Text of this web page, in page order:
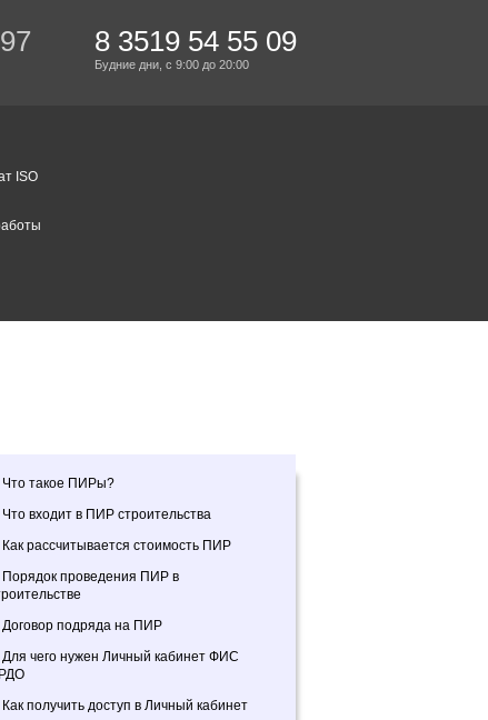
8 3519 54 55 09
Будние дни, с 9:00 до 20:00
ISO
Что такое ПИРы?
Что входит в ПИР строительства
Как рассчитывается стоимость ПИР
Порядок проведения ПИР в
Договор подряда на ПИР
Для чего нужен Личный кабинет ФИС
Как получить доступ в Личный кабинет